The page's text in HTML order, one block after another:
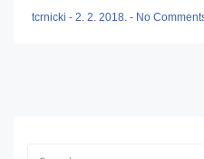
tcrnicki - 2. 2. 2018. - No